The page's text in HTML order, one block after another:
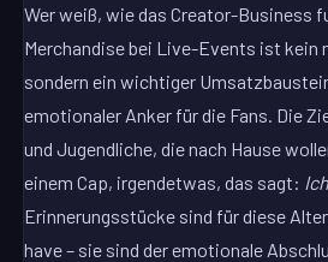
Wer weiß, wie das Creator-Business
Merchandise bei Live-Events ist kein
sondern ein wichtiger
emotionaler Anker für die Fans. Die
und Jugendliche, die nach Hause
einem Cap, irgendetwas, das sagt:
Erinnerungsstücke sind für diese
have – sie sind der emotionale